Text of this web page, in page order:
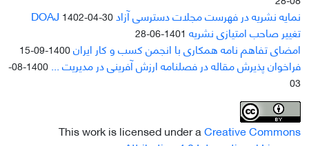
نمایه نشریه در فهرست مجلات دسترسی آزاد DOAJ1402-04-30
تغییر صاحب امتیازی نشریه 1401-06-28
امضای تفاهم نامه همکاری با انجمن کسب و کار ایران1400-09-15
فراخوان پذیرش مقاله در فصلنامه ارزش آفرینی در مدیریت ...
1400-08-
03
This work is licensed under aCreative Commons